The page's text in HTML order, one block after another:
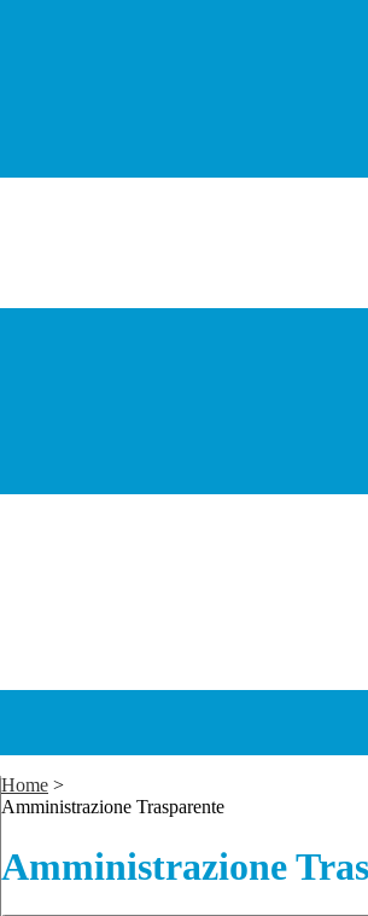
Home >
Amministrazione Trasparente
Amministrazione